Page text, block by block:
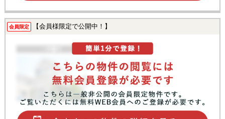
会員限定 【会員様限定で公開中！】